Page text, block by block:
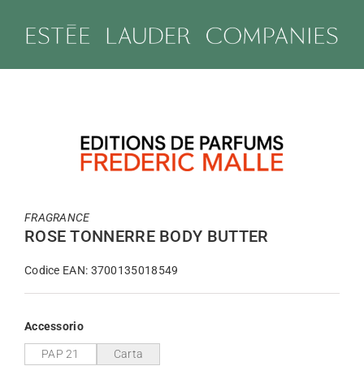
FRAGRANCE
ROSE TONNERRE BODY BUTTER
Codice EAN: 3700135018549
Accessorio
PAP 21 Carta